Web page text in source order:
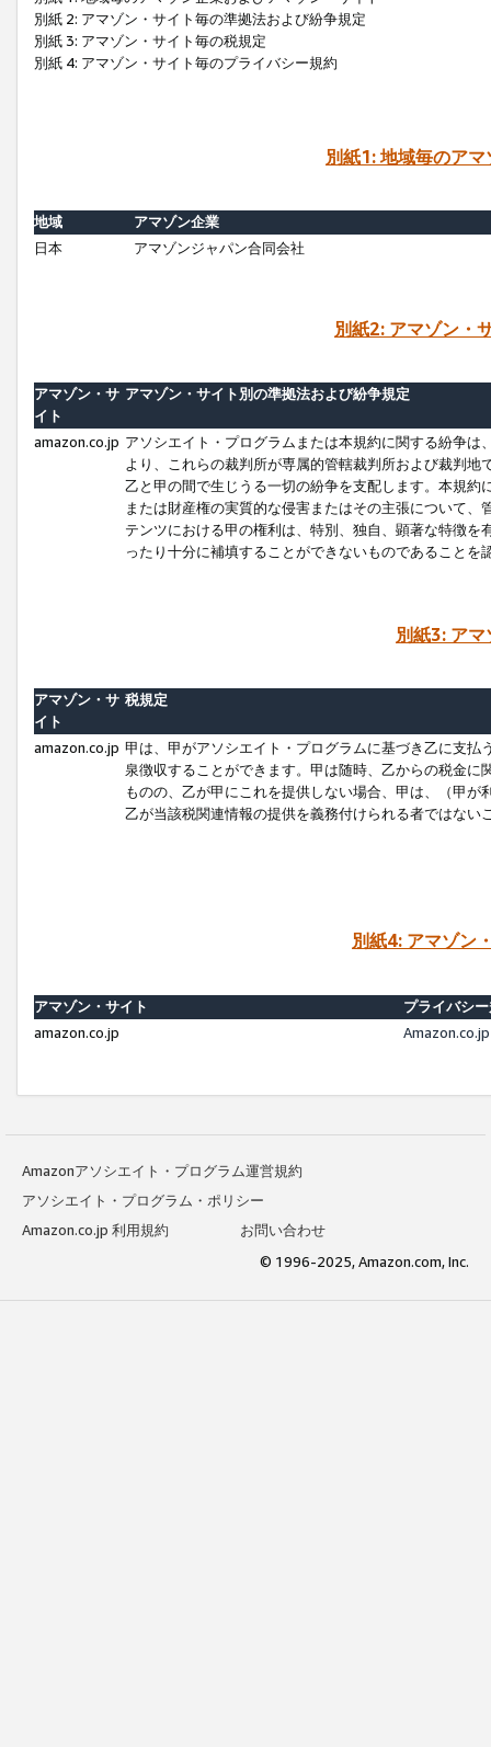
別紙 2: アマゾン・サイト毎の準拠法および紛争規定
別紙 3: アマゾン・サイト毎の税規定
別紙 4: アマゾン・サイト毎のプライバシー規約
別紙1: 地域毎のア
地域
アマゾン企業
日本
アマゾンジャパン合同会社
別紙2: アマゾン・
アマゾン・サ
イト
アマゾン・サイト別の準拠法および紛争規定
amazon.co.jp アソシエイト・プログラムまたは本規約に関する紛争
より、これらの裁判所が専属的管轄裁判所および裁判
乙と甲の間で生じうる一切の紛争を支配します。本規
または財産権の実質的な侵害またはその主張について
テンツにおける甲の権利は、特別、独自、顕著な特徴
ったり十分に補填することができないものであることを
別紙3: ア
アマゾン・サ
イト
税規定
amazon.co.jp 甲は、甲がアソシエイト・プログラムに基づき乙に支
泉徴収することができます。甲は随時、乙からの税金
ものの、乙が甲にこれを提供しない場合、甲は、（甲
乙が当該税関連情報の提供を義務付けられる者ではな
別紙4: アマゾン
アマゾン・サイト
プライバシ
amazon.co.jp
Amazonアソシエイト・プログラム運営規約
アソシエイト・プログラム・ポリシー
Amazon.co.jp 利用規約
お問い合わせ
© 1996-2025, Amazon.com, Inc.